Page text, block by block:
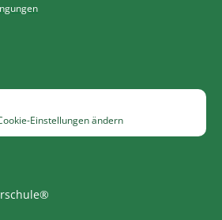
Einstellungen ändern